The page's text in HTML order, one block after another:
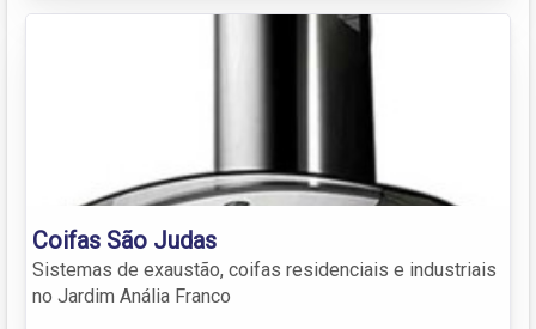
Coifas São Judas
Sistemas de exaustão, coifas residenciais e industriais
no Jardim Anália Franco